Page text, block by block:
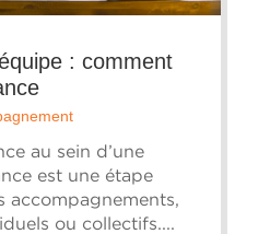
: comment
au sein d’une
est une étape
accompagnements,
ou collectifs....